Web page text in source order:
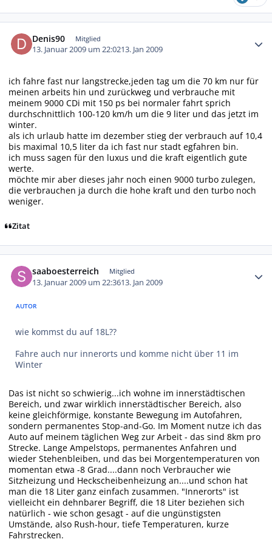
Denis90 Mitglied
13. Januar 2009 um 22:0213. Jan 2009
ich fahre fast nur langstrecke,jeden tag um die 70 km nur für
meinen arbeits hin und zurückweg und verbrauche mit
meinem 9000 CDi mit 150 ps bei normaler fahrt sprich
durchschnittlich 100-120 km/h um die 9 liter und das jetzt im
winter.
als ich urlaub hatte im dezember stieg der verbrauch auf 10,4
bis maximal 10,5 liter da ich fast nur stadt egfahren bin.
ich muss sagen für den luxus und die kraft eigentlich gute
werte.
möchte mir aber dieses jahr noch einen 9000 turbo zulegen,
die verbrauchen ja durch die hohe kraft und den turbo noch
weniger.
Zitat
saaboesterreich Mitglied
13. Januar 2009 um 22:3613. Jan 2009
AUTOR
wie kommst du auf 18L??
Fahre auch nur innerorts und komme nicht über 11 im
Winter
Das ist nicht so schwierig...ich wohne im innerstädtischen
Bereich, und zwar wirklich innerstädtischer Bereich, also
keine gleichförmige, konstante Bewegung im Autofahren,
sondern permanentes Stop-and-Go. Im Moment nutze ich das
Auto auf meinem täglichen Weg zur Arbeit - das sind 8km pro
Strecke. Lange Ampelstops, permanentes Anfahren und
wieder Stehenbleiben, und das bei Morgentemperaturen von
momentan etwa -8 Grad....dann noch Verbraucher wie
Sitzheizung und Heckscheibenheizung an....und schon hat
man die 18 Liter ganz einfach zusammen. "Innerorts" ist
vielleicht ein dehnbarer Begriff, die 18 Liter beziehen sich
natürlich - wie schon gesagt - auf die ungünstigsten
Umstände, also Rush-hour, tiefe Temperaturen, kurze
Fahrstrecken.